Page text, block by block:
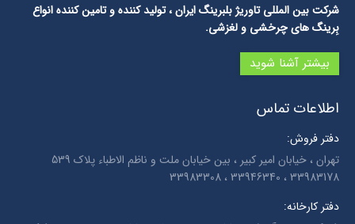
شرکت بین المللی تاوریژ بلبرینگ ایران، تولید کننده و تامین کننده انواع
بِرینگ های چرخشی و لغزشی.
بیشتر آشنا شوید
اطلاعات تماس
دفتر فروش:
تهران ، خیابان امیر کبیر ، بین خیابان ملت و ناظم الاطباء پلاک 539
33983178 ، 33946340 ، 33983308
دفتر کارخانه: